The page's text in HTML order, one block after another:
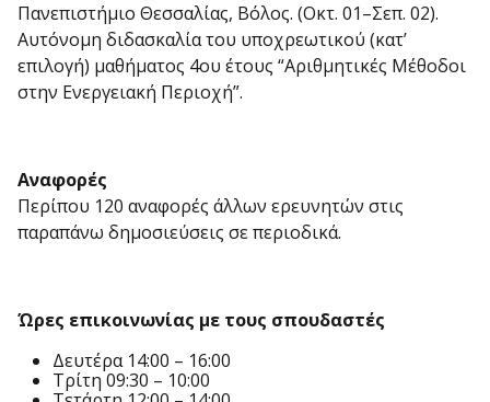
Πανεπιστήμιο Θεσσαλίας, Βόλος. (Oκτ. 01–Σεπ. 02).
Αυτόνομη διδασκαλία του υποχρεωτικού (κατ’
επιλογή) μαθήματος 4ου έτους “Αριθμητικές Μέθοδοι
στην Ενεργειακή Περιοχή”.
Αναφορές
Περίπου 120 αναφορές άλλων ερευνητών στις
παραπάνω δημοσιεύσεις σε περιοδικά.
Ώρες επικοινωνίας με τους σπουδαστές
Δευτέρα 14:00 – 16:00
Τρίτη 09:30 – 10:00